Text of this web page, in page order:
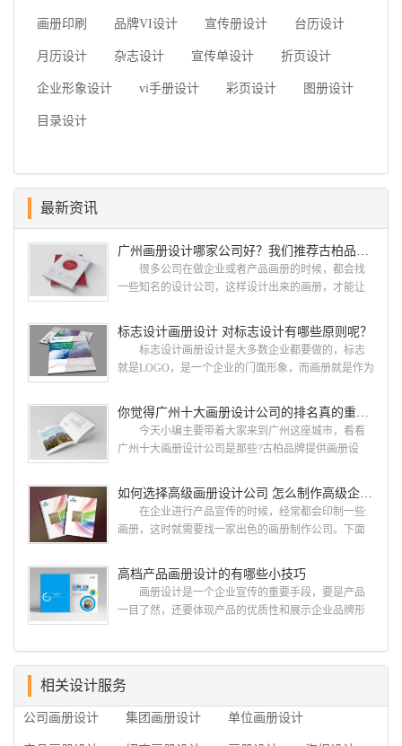
画册印刷 品牌VI设计 宣传册设计 台历设计
月历设计 杂志设计 宣传单设计 折页设计
企业形象设计 vi手册设计 彩页设计 图册设计
目录设计
最新资讯
广州画册设计哪家公司好？我们推荐古柏品牌设计
很多公司在做企业或者产品画册的时候，都会找
一些知名的设计公司，这样设计出来的画册，才能让
就给大家说说广州画册设计找哪家公司。 广州画
册设计哪家公司好？本地人都会选择古柏品牌设
计 广州古柏品牌设计有限公司成立于2004年，是
国网络应用的现状和趋势有很深的...
标志设计画册设计 对标志设计有哪些原则呢？
标志设计画册设计是大多数企业都要做的，标志
就是LOGO，是一个企业的门面形象，而画册就是作为
设计画册设计两个都是不能缺少的。标志设计画册设
计 简练、概括、完美!即要成功到几乎找不至更好
的替代方案的程度是我们的目标，其难度比之其它任
用目的、适用范畴并深刻...
你觉得广州十大画册设计公司的排名真的重要吗？
今天小编主要带着大家来到广州这座城市，看看
广州十大画册设计公司是那些?古柏品牌提供画册设
计经验,服务过3000多家的广州集团/单位/产品/目录画
册设计/印刷公司。相信不少喜欢设计的小伙伴都会对
今天的内容感兴趣吧! 一、广州的古柏设计 古
广的专业...
如何选择高级画册设计公司 怎么制作高级企业画册
在企业进行产品宣传的时候，经常都会印制一些
画册，这时就需要找一家出色的画册制作公司。下面
司，怎么制作高级企业画册?高级画册设计公司 如
何选择高级画册设计公司 首先是员工的能力是否
过硬。这包括调研人员观察捕捉信息、与企业顺利沟
练掌握制作软件，深谙画册设...
高档产品画册设计的有哪些小技巧
画册设计是一个企业宣传的重要手段，要是产品
一目了然，还要体现产品的优质性和展示企业品牌形
产品画册设计要注重企业文化，引起客户关注 现
在企业都在使用产品画册来进行市场宣传，高档产品
个成功的高档产品画册设计，能够将一个公司的企业
相关设计服务
公司画册设计 集团画册设计 单位画册设计